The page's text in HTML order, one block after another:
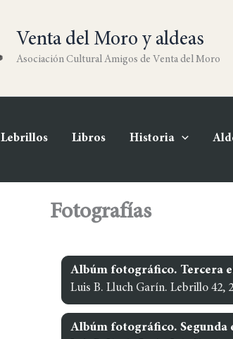
Venta del Moro y aldeas
Asociación Cultural Amigos de Venta del Moro
Lebrillos Libros Historia
Fotografías
Albúm fotográfico. Tercera
Luis B. Lluch Garín. Lebrillo 42,
Albúm fotográfico. Segunda